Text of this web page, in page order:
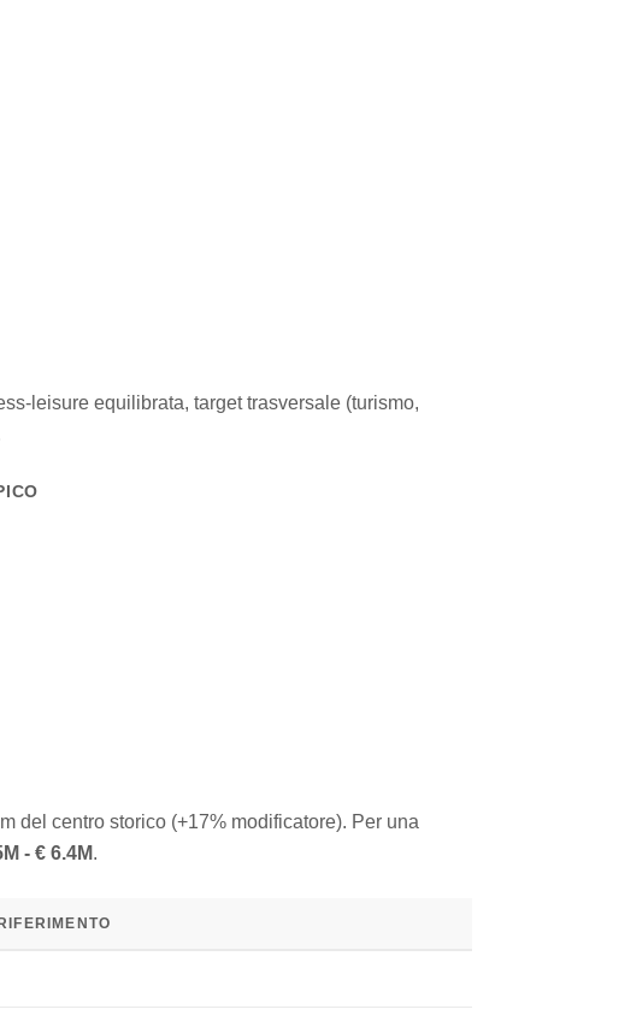
leisure equilibrata, target trasversale (turismo,
del centro storico (+17% modificatore). Per una
- € 6.4M.